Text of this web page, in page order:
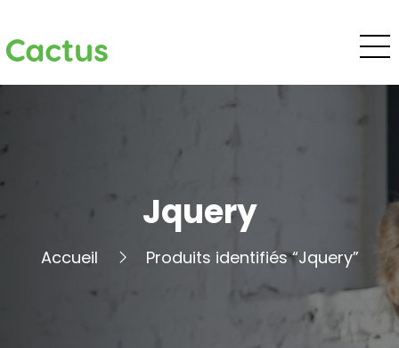
Cactus
Jquery
Accueil Produits identifiés “Jquery”